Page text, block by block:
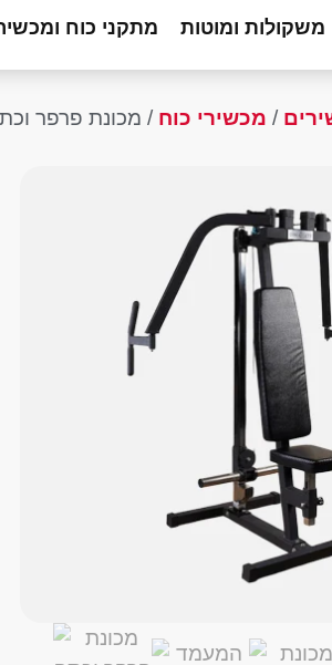
משקולות ומוטות מתקני כוח
/ מכשירי כוח / מכונת פרפר וכתף